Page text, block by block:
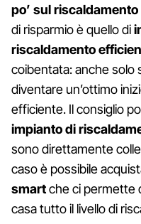
po’ sul
di risparmio è quello di
riscaldamento
coibentata: anche solo
diventare un’ottimo
efficiente. Il consiglio
impianto di
sono direttamente
caso è possibile
smartche ci permette
casa tutto il livello di